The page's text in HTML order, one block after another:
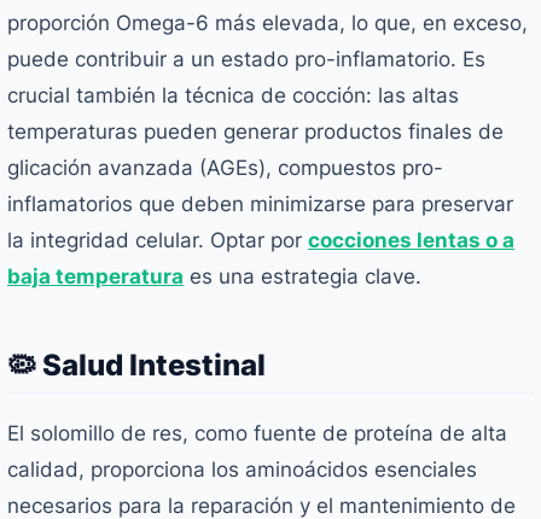
proporción Omega-6 más elevada, lo que, en exceso,
puede contribuir a un estado pro-inflamatorio. Es
crucial también la técnica de cocción: las altas
temperaturas pueden generar productos finales de
glicación avanzada (AGEs), compuestos pro-
inflamatorios que deben minimizarse para preservar
la integridad celular. Optar por cocciones lentas o a
baja temperatura es una estrategia clave.
🦠 Salud Intestinal
El solomillo de res, como fuente de proteína de alta
calidad, proporciona los aminoácidos esenciales
necesarios para la reparación y el mantenimiento de